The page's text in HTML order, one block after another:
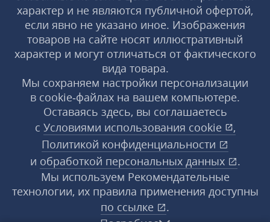
характер и не являются публичной офертой,
если явно не указано иное. Изображения
товаров на сайте носят иллюстративный
характер и могут отличаться от фактического
вида товара.
Мы сохраняем настройки персонализации
в cookie‑файлах на вашем компьютере.
Оставаясь здесь, вы соглашаетесь
с Условиями использования cookie
,
Политикой конфиденциальности
и обработкой персональных данных
.
Мы используем Рекомендательные
технологии, их правила применения доступны
по ссылке
.